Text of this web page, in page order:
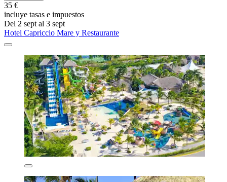
35 €
incluye tasas e impuestos
Del 2 sept al 3 sept
Hotel Capriccio Mare y Restaurante